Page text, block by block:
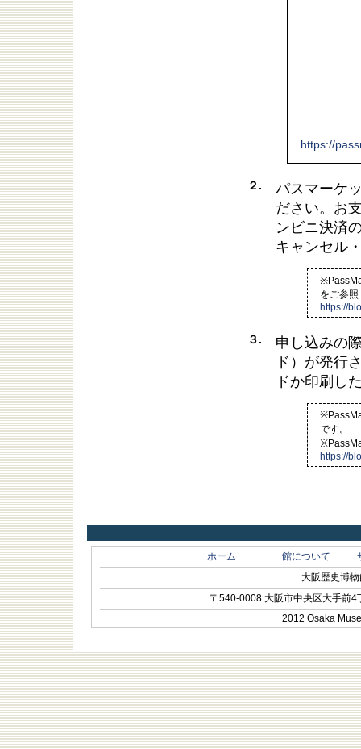
https://
２.
パスマーケ
ださい。お
ンビニ決済
キャンセル
をご参
https://
３.
申し込みの
ド）が発行
ドか印刷し
です。
https://
ホーム 館について
大阪歴史博
〒540-0008 大阪市中央区大手
2012 Osaka